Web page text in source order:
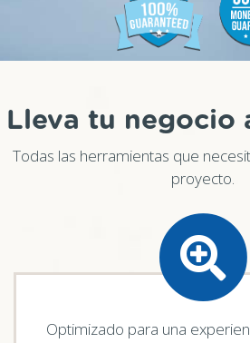
Lleva tu negocio
Todas las herramientas que
proyecto.
Optimizado para una